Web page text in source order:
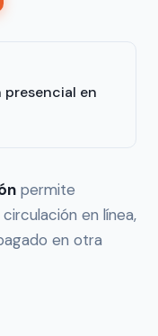
en
permite
en línea,
en otra